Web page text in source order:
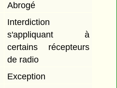
Abrogé
Interdiction
s'appliquant à
certains récepteurs
de radio
Exception